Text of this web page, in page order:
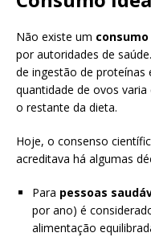
Não existe um
por autoridades de
de ingestão de proteínas
quantidade de ovos
o restante da dieta.
Hoje, o consenso
acreditava há algumas
Para pessoas
por ano) é
alimentação